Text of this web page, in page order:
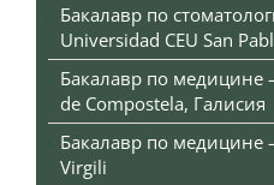
Бакалавр по
Universidad CEU San
Бакалавр по медицине
de Compostela, Галисия
Бакалавр по медицине
Virgili